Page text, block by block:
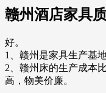
赣州酒店家具
好。
1、赣州是家具生产基
2、赣州床的生产成本
高，物美价廉。